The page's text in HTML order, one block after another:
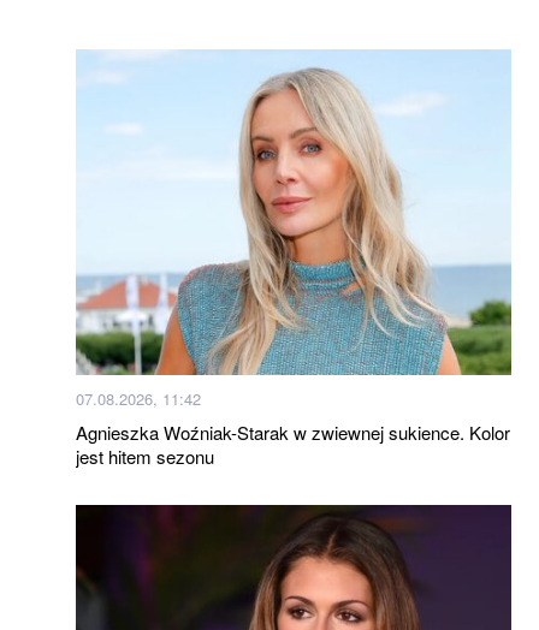
07.08.2026, 11:42
Agnieszka Woźniak-Starak w zwiewnej sukience. Kolor
jest hitem sezonu